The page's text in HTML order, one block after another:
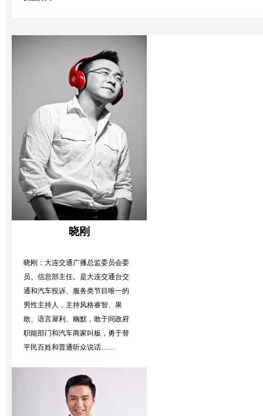
晓刚
晓刚：大连交通广播总监委员会委
员、信息部主任。是大连交通台交
通和汽车投诉、服务类节目唯一的
男性主持人，主持风格睿智、果
敢、语言犀利、幽默，敢于同政府
职能部门和汽车商家叫板，勇于替
平民百姓和普通听众说话……